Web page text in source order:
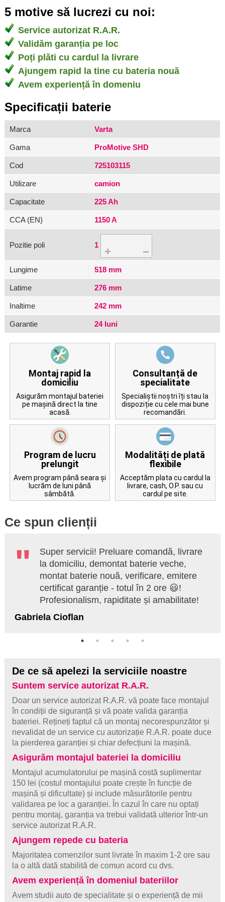
5 motive să lucrezi cu noi:
Service autorizat R.A.R.
Validăm garanția pe loc
Poți plăti cu cardul la livrare
Ajungem rapid la tine cu bateria nouă
Avem experiență în domeniu
Specificații baterie
Marca Varta
Gama ProMotive SHD
Cod 725103115
Utilizare camion
Capacitate 225 Ah
CCA (EN) 1150 A
Pozitie poli 1
Lungime 518 mm
Latime 276 mm
Inaltime 242 mm
Garantie 24 luni
Montaj rapid la
domiciliu
Asigurăm montajul bateriei
pe mașină direct la tine
acasă.
Consultanță de
specialitate
Specialiștii noștri îți stau la
dispoziție cu cele mai bune
recomandări.
Program de lucru
prelungit
Avem program până seara și
lucrăm de luni până
sâmbătă.
Modalități de plată
flexibile
Acceptăm plata cu cardul la
livrare, cash, O.P. sau cu
cardul pe site.
Ce spun clienții
Super servicii! Preluare comandă, livrare
la domiciliu, demontat baterie veche,
montat baterie nouă, verificare, emitere
certificat garanție - totul în 2 ore 😃!
Profesionalism, rapiditate și amabilitate!
Gabriela Cioflan
De ce să apelezi la serviciile noastre
Suntem service autorizat R.A.R.
Doar un service autorizat R.A.R. vă poate face montajul
în condiții de siguranță și vă poate valida garanția
bateriei. Rețineți faptul că un montaj necorespunzător și
nevalidat de un service cu autorizație R.A.R. poate duce
la pierderea garanției și chiar defecțiuni la mașină.
Asigurăm montajul bateriei la domiciliu
Montajul acumulatorului pe mașină costă suplimentar
150 lei (costul montajului poate crește în funcție de
mașină și dificultate) și include măsurătorile pentru
validarea pe loc a garanției. În cazul în care nu optați
pentru montaj, garanția va trebui validată ulterior într-un
service autorizat R.A.R.
Ajungem repede cu bateria
Majoritatea comenzilor sunt livrate în maxim 1-2 ore sau
la o altă dată stabilită de comun acord cu dvs.
Avem experiență în domeniul bateriilor
Avem studii auto de specialitate și o experiență de mii